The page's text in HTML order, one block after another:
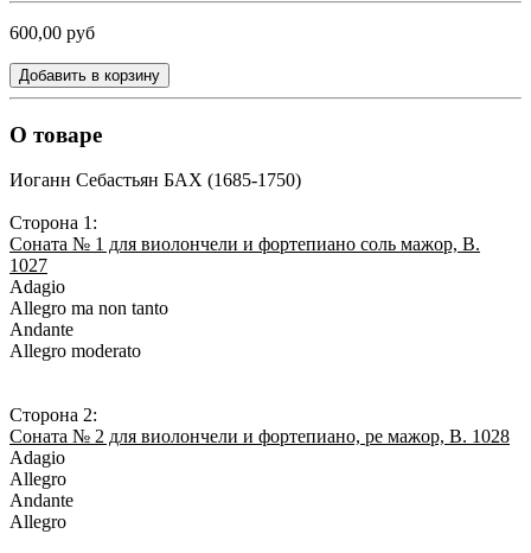
600,00 руб
Добавить в корзину
О товаре
Иоганн Себастьян БАХ (1685-1750)
Сторона 1:
Соната № 1 для виолончели и фортепиано соль мажор, В.
1027
Adagio
Allegro ma non tanto
Andante
Allegro moderato
Сторона 2:
Соната № 2 для виолончели и фортепиано, ре мажор, В. 1028
Adagio
Allegro
Andante
Allegro